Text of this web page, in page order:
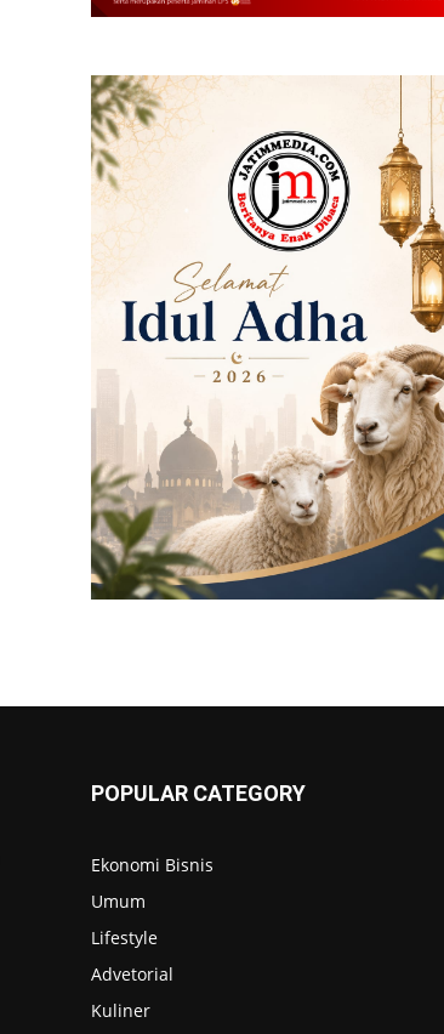
POPULAR CATEGORY
Ekonomi Bisnis
Umum
Lifestyle
Advetorial
Kuliner